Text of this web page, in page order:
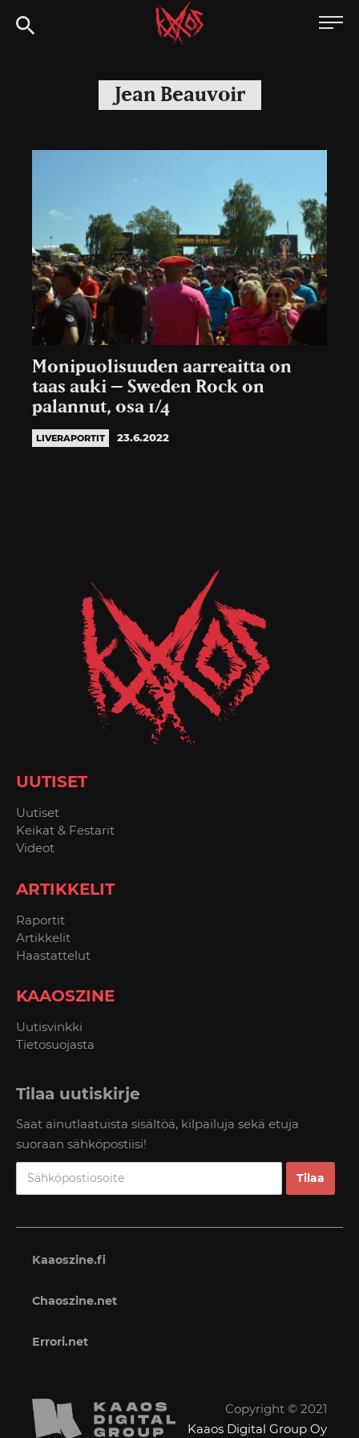
Siirry
suoraan
Kaaoszine
Jean Beauvoir
Monipuolisuuden aarreaitta on
taas auki – Sweden Rock on
palannut, osa 1/4
LIVERAPORTIT 23.6.2022
UUTISET
Uutiset
Keikat & Festarit
Videot
ARTIKKELIT
Raportit
Artikkelit
Haastattelut
KAAOSZINE
Uutisvinkki
Tietosuojasta
Tilaa uutiskirje
Saat ainutlaatuista sisältöä, kilpailuja sekä etuja
suoraan sähköpostiisi!
Kaaoszine.fi
Chaoszine.net
Errori.net
Copyright © 2021
Kaaos Digital Group Oy